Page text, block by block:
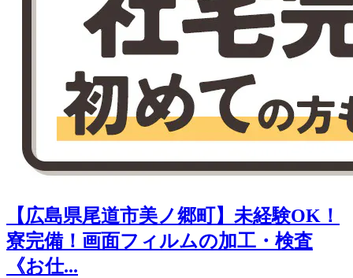
【広島県尾道市美ノ郷町】未経験OK！
寮完備！画面フィルムの加工・検査
《お仕...